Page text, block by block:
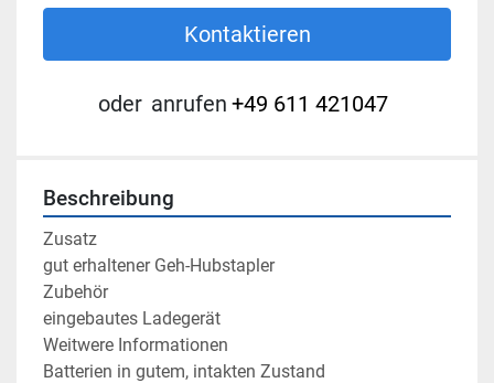
Kontaktieren
oder anrufen +49 611 421047
Beschreibung
Zusatz
gut erhaltener Geh-Hubstapler
Zubehör
eingebautes Ladegerät
Weitwere Informationen
Batterien in gutem, intakten Zustand